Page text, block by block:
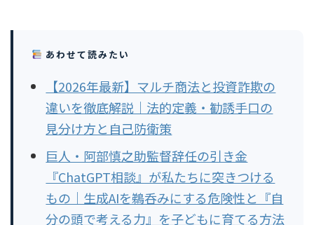
あわせて読みたい
【2026年最新】マルチ商法と投資詐欺の
違いを徹底解説｜法的定義・勧誘手口の
見分け方と自己防衛策
巨人・阿部慎之助監督辞任の引き金
『ChatGPT相談』が私たちに突きつける
もの｜生成AIを鵜呑みにする危険性と『自
分の頭で考える力』を子どもに育てる方法